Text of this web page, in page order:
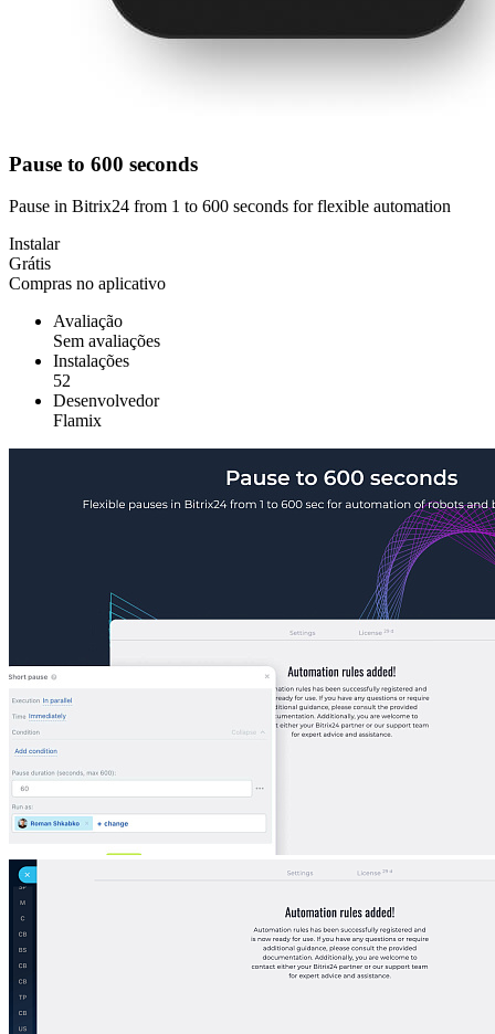
Pause to 600 seconds
Pause in Bitrix24 from 1 to 600 seconds for flexible automation
Instalar
Grátis
Compras no aplicativo
Avaliação
Sem avaliações
Instalações
52
Desenvolvedor
Flamix